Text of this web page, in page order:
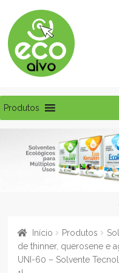
Pular
para
navegação
Pular
para
o
conteúdo
Produtos
Início Produtos
de thinner, querosene e
UNI-60 – Solvente